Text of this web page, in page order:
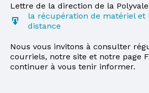
Lettre de la direction de la
la récupération de matériel et
distance
Nous vous invitons à consulter
courriels, notre site et notre page
continuer à vous tenir informer.